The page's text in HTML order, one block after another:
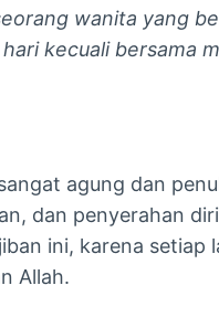
wanita yang
kecuali bersama
agung dan
dan penyerahan
ini, karena setiap
Allah.